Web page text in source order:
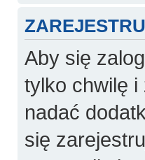
Aby się
tylko chwilę i
nadać
się